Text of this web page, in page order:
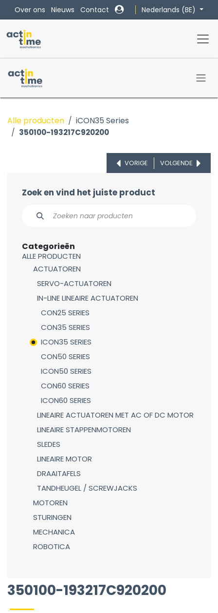
Overslaan naar inhoud
Over ons Nieuws Contact Nederlands (BE)
Alle producten iCON35 Series
350100-193217C920200
VORIGE VOLGENDE
Zoek en vind het juiste product
Categorieën
ALLE PRODUCTEN
ACTUATOREN
SERVO-ACTUATOREN
IN-LINE LINEAIRE ACTUATOREN
CON25 SERIES
CON35 SERIES
ICON35 SERIES
CON50 SERIES
ICON50 SERIES
CON60 SERIES
ICON60 SERIES
LINEAIRE ACTUATOREN MET AC OF DC MOTOR
LINEAIRE STAPPENMOTOREN
SLEDES
LINEAIRE MOTOR
DRAAITAFELS
TANDHEUGEL / SCREWJACKS
MOTOREN
STURINGEN
MECHANICA
ROBOTICA
350100-193217C920200